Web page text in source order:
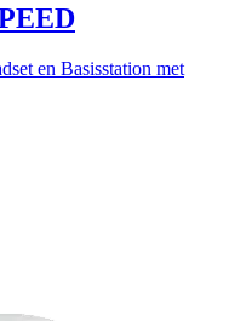
en Basisstation met